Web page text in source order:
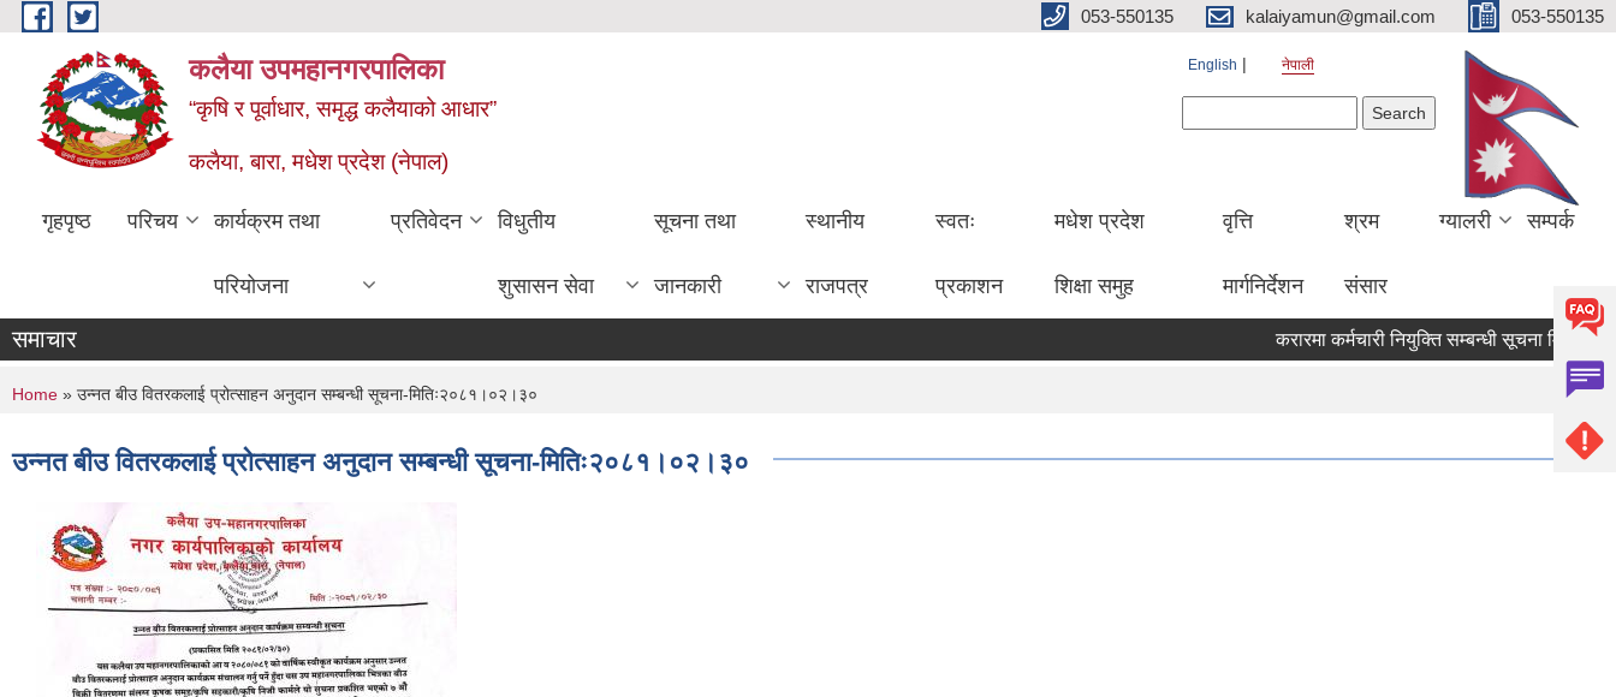
Skip to main content 053-550135 kalaiyamun@gmail.com 053-550135
कलैया उपमहानगरपालिका
“कृषि र पूर्वाधार, समृद्ध कलैयाको आधार”
कलैया, बारा, मधेश प्रदेश (नेपाल)
English नेपाली
गृहपृष्ठ परिचय कार्यक्रम तथा
परियोजना
प्रतिवेदन विधुतीय
शुसासन सेवा
सूचना तथा
जानकारी
स्थानीय
राजपत्र
स्वतः
प्रकाशन
मधेश प्रदेश
शिक्षा समुह
वृत्ति
मार्गनिर्देशन
श्रम
संसार
ग्यालरी सम्पर्क
समाचार करारमा कर्मचारी नियुक्ति सम्बन्धी सूचना मितिः
You are here
Home » उन्नत बीउ वितरकलाई प्रोत्साहन अनुदान सम्बन्धी सूचना-मितिः२०८१।०२।३०
उन्नत बीउ वितरकलाई प्रोत्साहन अनुदान सम्बन्धी सूचना-मितिः२०८१।०२।३०